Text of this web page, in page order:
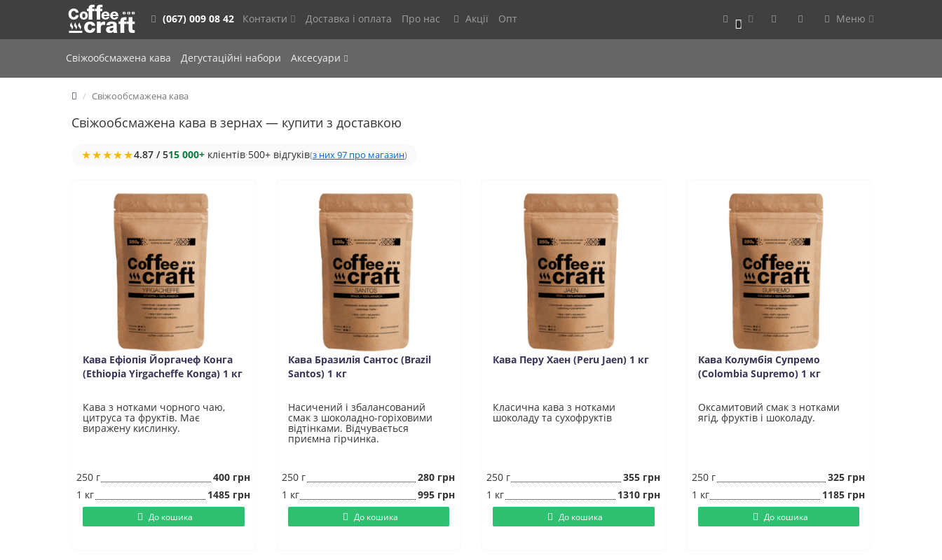
(067) 009 08 42 Контакти Доставка і оплата Про нас Акції Опт 0 Меню
Свіжообсмажена кава Дегустаційні набори Аксесуари
Свіжообсмажена кава
Свіжообсмажена кава в зернах — купити з доставкою
★★★★★4.87 / 515 000+ клієнтів·500+ відгуків(з них 97 про магазин)
Кава Ефіопія Йоргачеф Конга
(Ethiopia Yirgacheffe Konga) 1 кг
Кава з нотками чорного чаю,
цитруса та фруктів. Має
виражену кислинку.
250 г
400 грн
1 кг
1485 грн
До кошика
Кава Бразилія Сантос (Brazil
Santos) 1 кг
Насичений і збалансований
смак з шоколадно-горіховими
відтінками. Відчувається
приємна гірчинка.
250 г
280 грн
1 кг
995 грн
До кошика
Кава Перу Хаен (Peru Jaen) 1 кг
Класична кава з нотками
шоколаду та сухофруктів
250 г
355 грн
1 кг
1310 грн
До кошика
Кава Колумбія Супремо
(Colombia Supremo) 1 кг
Оксамитовий смак з нотками
ягід, фруктів і шоколаду.
250 г
325 грн
1 кг
1185 грн
До кошика